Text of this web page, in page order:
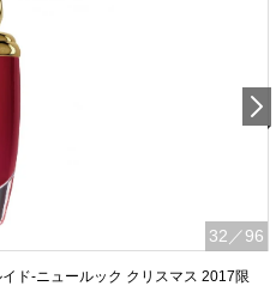
32 ／96
ド-ニュールック クリスマス 2017限